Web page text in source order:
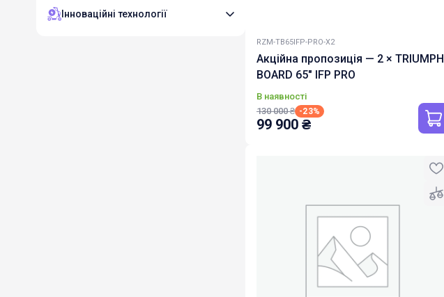
Інноваційні технології
RZM-TB65IFP-PRO-X2
Акційна пропозиція — 2 × TRIUMPH
BOARD 65" IFP PRO
В наявності
130 000₴ -23%
99 900 ₴